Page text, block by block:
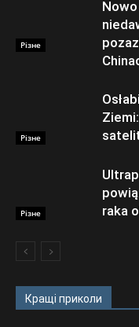
Різне
Різне
Різне
raka
Кращі приколи